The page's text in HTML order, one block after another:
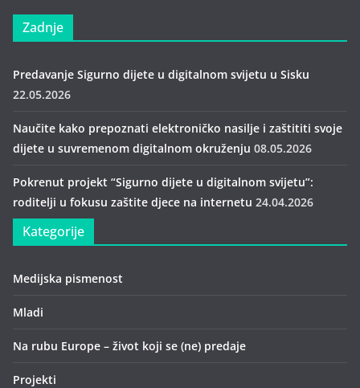
Zadnje
Predavanje Sigurno dijete u digitalnom svijetu u Sisku
22.05.2026
Naučite kako prepoznati elektroničko nasilje i zaštititi svoje
dijete u suvremenom digitalnom okruženju 08.05.2026
Pokrenut projekt “Sigurno dijete u digitalnom svijetu”:
roditelji u fokusu zaštite djece na internetu 24.04.2026
Kategorije
Medijska pismenost
Mladi
Na rubu Europe – život koji se (ne) predaje
Projekti